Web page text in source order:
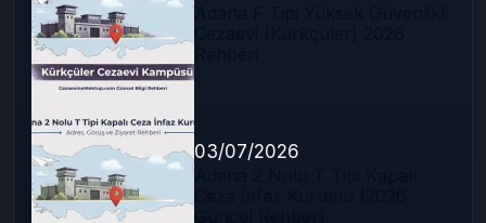
03/07/2026